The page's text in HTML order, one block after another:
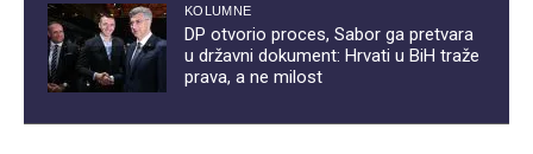
KOLUMNE
DP otvorio proces, Sabor ga pretvara
u državni dokument: Hrvati u BiH traže
prava, a ne milost